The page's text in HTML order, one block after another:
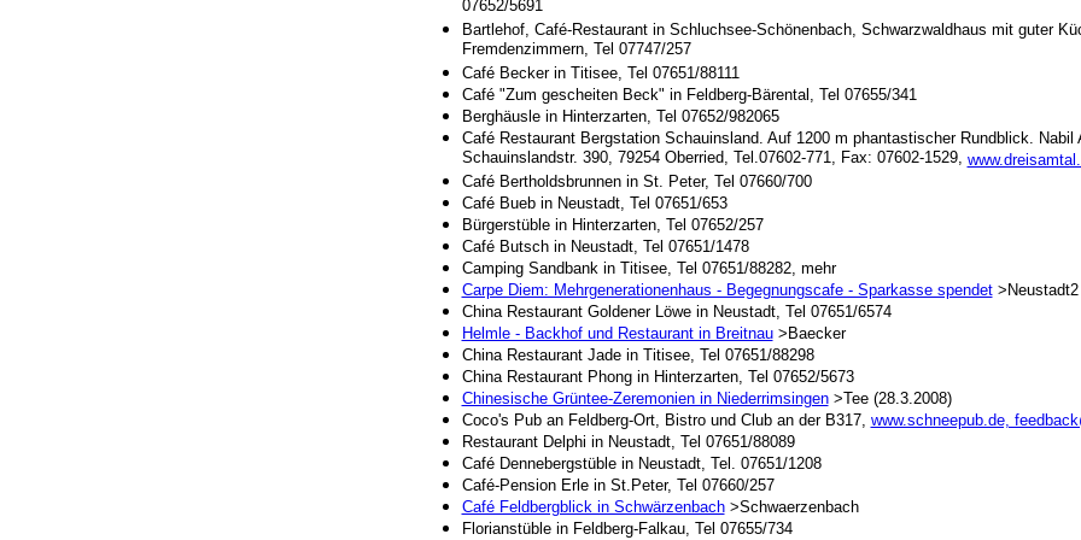
07652/5691
Bartlehof, Café-Restaurant in Schluchsee-Schönenbach, Schwarzwaldhaus mit guter
Fremdenzimmern, Tel 07747/257
Café Becker in Titisee, Tel 07651/88111
Café "Zum gescheiten Beck" in Feldberg-Bärental, Tel 07655/341
Berghäusle in Hinterzarten, Tel 07652/982065
Café Restaurant Bergstation Schauinsland. Auf 1200 m phantastischer Rundblick. Nabil
Schauinslandstr. 390, 79254 Oberried, Tel.07602-771, Fax: 07602-1529,
Café Bertholdsbrunnen in St. Peter, Tel 07660/700
Café Bueb in Neustadt, Tel 07651/653
Bürgerstüble in Hinterzarten, Tel 07652/257
Café Butsch in Neustadt, Tel 07651/1478
Camping Sandbank in Titisee, Tel 07651/88282, mehr
Carpe Diem: Mehrgenerationenhaus - Begegnungscafe - Sparkasse spendet>Neustadt2
China Restaurant Goldener Löwe in Neustadt, Tel 07651/6574
Helmle - Backhof und Restaurant in Breitnau>Baecker
China Restaurant Jade in Titisee, Tel 07651/88298
China Restaurant Phong in Hinterzarten, Tel 07652/5673
Chinesische Grüntee-Zeremonien in Niederrimsingen>Tee (28.3.2008)
Coco's Pub an Feldberg-Ort, Bistro und Club an der B317, www.schneepub.de,
Restaurant Delphi in Neustadt, Tel 07651/88089
Café Dennebergstüble in Neustadt, Tel. 07651/1208
Café-Pension Erle in St.Peter, Tel 07660/257
Café Feldbergblick in Schwärzenbach>Schwaerzenbach
Florianstüble in Feldberg-Falkau, Tel 07655/734